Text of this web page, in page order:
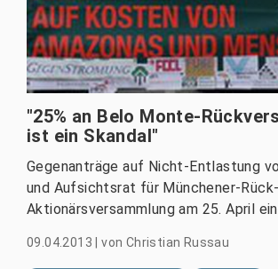
"25% an Belo Monte-
ist ein Skandal"
Gegenanträge auf Nicht-Entlastung
und Aufsichtsrat für Münchener-Rück-
Aktionärsversammlung am 25. April
09.04.2013 |von Christian Russau